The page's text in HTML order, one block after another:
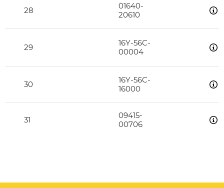
28
01640-
20610
29
16Y-56C-
00004
30
16Y-56C-
16000
31
09415-
00706